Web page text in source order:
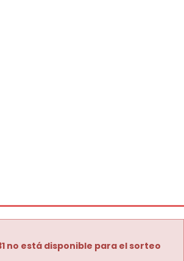
no está disponible para el sorteo